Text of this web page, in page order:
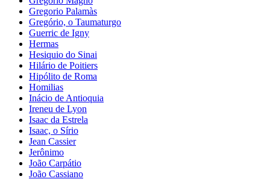
Gregorio Palamàs
Gregório, o Taumaturgo
Guerric de Igny
Hermas
Hesiquio do Sinai
Hilário de Poitiers
Hipólito de Roma
Homilias
Inácio de Antioquia
Ireneu de Lyon
Isaac da Estrela
Isaac, o Sírio
Jean Cassier
Jerônimo
João Carpátio
João Cassiano